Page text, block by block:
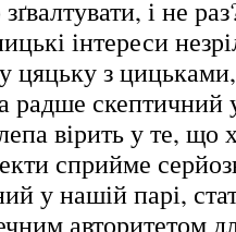
і не
інтереси
цяцьку з
радше скептичний
вірить у те, що
сприйме
у нашій парі,
авторитетом